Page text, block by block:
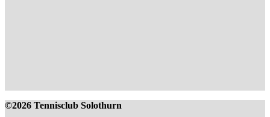
©2026 Tennisclub Solothurn